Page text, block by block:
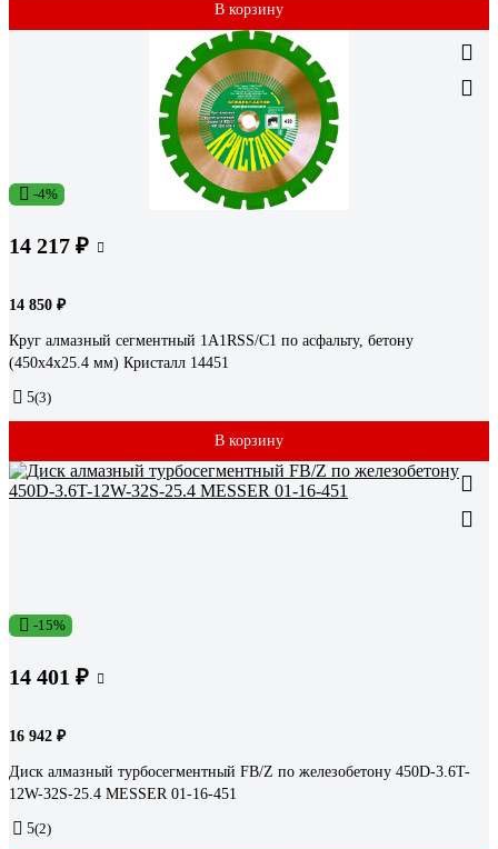
В корзину
-4%
14 217 ₽
14 850 ₽
Круг алмазный сегментный 1A1RSS/C1 по асфальту, бетону
(450х4х25.4 мм) Кристалл 14451
5(3)
В корзину
-15%
14 401 ₽
16 942 ₽
Диск алмазный турбосегментный FB/Z по железобетону 450D-3.6T-
12W-32S-25.4 MESSER 01-16-451
5(2)